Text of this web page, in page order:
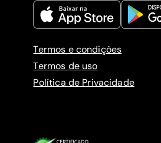
Termos e condições
Termos de uso
Política de Privacidade